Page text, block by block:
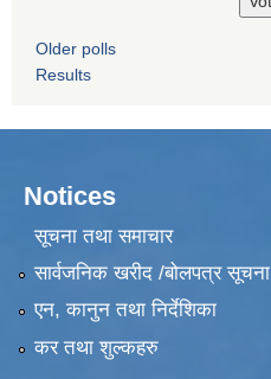
Older polls
Results
Notices
सूचना तथा समाचार
सार्वजनिक खरीद /बोलपत्र सूचना
एन, कानुन तथा निर्देशिका
कर तथा शुल्कहरु